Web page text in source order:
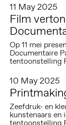
11 May 2025
Film
Op 11 mei
Documentaire
tentoonstelling
10 May 2025
Zeefdruk- en
kunstenaars en
tentoonstelling